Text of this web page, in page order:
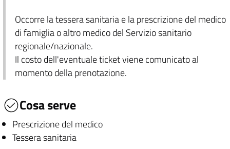
Occorre la tessera sanitaria e la prescrizione del medico
di famiglia o altro medico del Servizio sanitario
regionale/nazionale.
Il costo dell'eventuale ticket viene comunicato al
momento della prenotazione.
Cosa serve
Prescrizione del medico
Tessera sanitaria